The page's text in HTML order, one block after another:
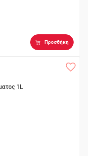
Προσθήκη
1L